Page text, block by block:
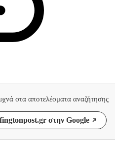
στα αποτελέσματα αναζήτησης
στην Google